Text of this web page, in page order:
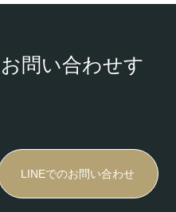
問い合わせす
LINEでのお問い合わせ